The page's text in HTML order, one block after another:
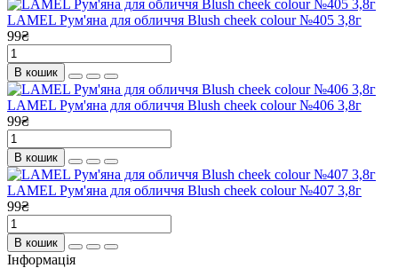
LAMEL Рум'яна для обличчя Blush cheek colour №405 3,8г
99₴
В кошик
LAMEL Рум'яна для обличчя Blush cheek colour №406 3,8г
99₴
В кошик
LAMEL Рум'яна для обличчя Blush cheek colour №407 3,8г
99₴
В кошик
Інформація